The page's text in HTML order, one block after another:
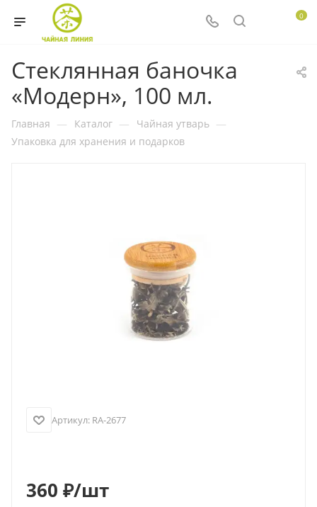
0
Стеклянная баночка
«Модерн», 100 мл.
Главная — Каталог — Чайная утварь —
Упаковка для хранения и подарков
Артикул: RA-2677
360 ₽/шт